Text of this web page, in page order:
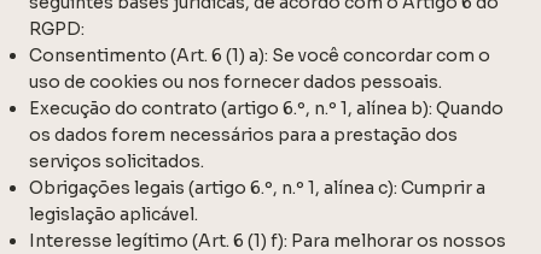
RGPD:
Consentimento (Art. 6 (1) a): Se você concordar com o
uso de cookies ou nos fornecer dados pessoais.
Execução do contrato (artigo 6.º, n.º 1, alínea b): Quando
os dados forem necessários para a prestação dos
serviços solicitados.
Obrigações legais (artigo 6.º, n.º 1, alínea c): Cumprir a
legislação aplicável.
Interesse legítimo (Art. 6 (1) f): Para melhorar os nossos